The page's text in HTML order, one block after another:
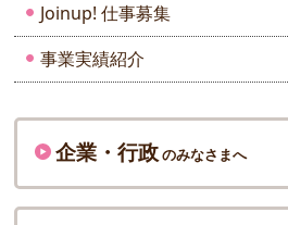
Joinup! 仕事募集
事業実績紹介
企業・行政のみなさまへ